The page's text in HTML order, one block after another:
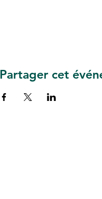
Partager cet